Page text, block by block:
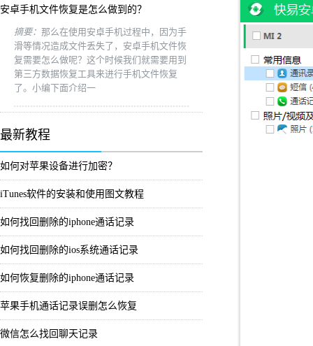
安卓手机文件恢复是怎么做到的？
摘要： 那么在使用安卓手机过程中，因为手
滑等情况造成文件丢失了，安卓手机文件恢
复需要怎么做呢？这个时候我们就需要用到
第三方数据恢复工具来进行手机文件恢复
了。小编下面介绍一
最新教程
如何对苹果设备进行加密？
iTunes软件的安装和使用图文教程
如何找回删除的iphone通话记录
如何找回删除的ios系统通话记录
如何恢复删除的iphone通话记录
苹果手机通话记录误删怎么恢复
微信怎么找回聊天记录